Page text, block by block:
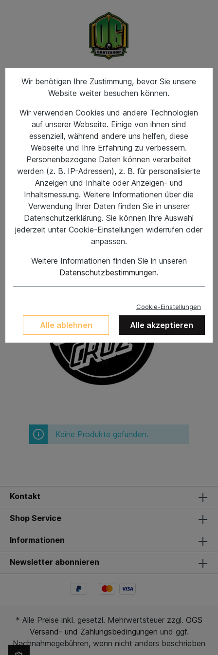
Hersteller Navigation
Produkte von Santa
Cruz
Keine Produkte gefunden.
Kontakt
Shop Service
Informationen
Newsletter abonnieren
* Alle Preise inkl. gesetzl. Mehrwertsteuer zzgl. OGS
Versand- und Zahlungsbedingungen und ggf.
Nachnahmegebühren, wenn nicht anders beschrieben
Wir benötigen Ihre Zustimmung, bevor Sie unsere
Website weiter besuchen können.
Wir verwenden Cookies und andere Technologien
auf unserer Webseite. Einige von ihnen sind
essenziell, während andere uns helfen, diese
Webseite und Ihre Erfahrung zu verbessern.
Personenbezogene Daten können verarbeitet
werden (z. B. IP-Adressen), z. B. für personalisierte
Anzeigen und Inhalte oder Anzeigen- und
Inhaltsmessung. Weitere Informationen über die
Verwendung Ihrer Daten finden Sie in unserer
Datenschutzerklärung. Sie können Ihre Auswahl
jederzeit unter Cookie-Einstellungen widerrufen oder
anpassen.
Weitere Informationen finden Sie in unseren
Datenschutzbestimmungen.
Cookie-Einstellungen
Alle ablehnen Alle akzeptieren